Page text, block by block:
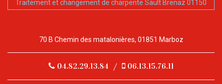
Traitement et changement de charpente Sault Brenaz 01150
70 B Chemin des matalonières, 01851 Marboz
04.82.29.13.84 / 06.13.15.76.11